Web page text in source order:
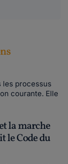
processus
courante. Elle
la marche
le Code du